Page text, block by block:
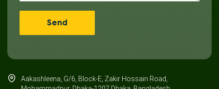
Aakashleena, G/6, Block-E, Zakir Hossain Road,